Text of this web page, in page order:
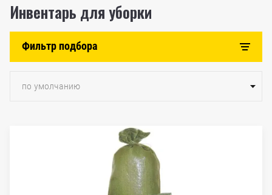
Инвентарь для уборки
Фильтр подбора
по умолчанию